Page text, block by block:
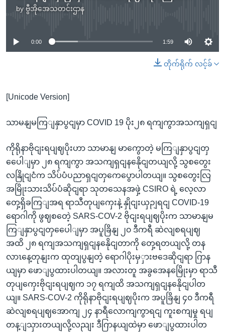
by ဗွီအိုအေသတင်းဌာန
No media source currently available
0:00 1:59
တိုက်ရိုက် လင့်ခ်
[Unicode Version]
သာမနျမကြျနှာပွငျမှာ COVID 19 ပိုး၂၈ ရကျကွာအသကျရှငျ
ကိုရိုနာဗိုငျးရပျဈပိုးဟာ သာမာနျ မာကွောတဲ့ မကြျနှာပွငျတှ
ပေေါျမှာ ၂၈ ရကျကွာ အသကျရှငျနနေိုငျတယျလို့ သွစတွေး
လနြိုငျငံက သိပ်ပံပညာရှငျတှကေပွောပါတယျ။ သွစတွေးလြ
အမြိုးသားသိပ်ပံဆိုငျရာ သုတသေနအဖှဲ့ CSIRO ရဲ့ လေ့လာ
တှေ့ရှိခကြျအရ ရာသီတုပျကှေးနဲ့ နှိုငျးယှဉျရငျ COVID-19
ရောဂါကို ဖွဈစတေဲ့ SARS-COV-2 ဗိုငျးရပျဈပိုးက သာမာနျမ
ကြျနှာပွငျတှပေေါျမှာ အပူခြိနျ ၂၀ ဒီကရီ ဆဲလျစရပျဈ
အထိ ၂၈ ရကျအသကျရှငျနနေိုငျတာကို တှေ့ရတယျလို့ တန
လာၤနေ့တုနျးက ထုတျပွနျတဲ့ ရောဂါပိုးမှှားဗဒေဆိုငျရာ ဂြာန
ယျမှာ ဖောျပွထားပါတယျ။ အလားတူ အခွအေနမြေိုးမှာ ရာသီ
တုပျကှေးဗိုငျးရပျဈက ၁၇ ရကျထိ အသကျရှငျနနေိုငျပါတ
ယျ။ SARS-COV-2 ကိုရိုနာဗိုငျးရပျဈပိုးက အပူခြိနျ ၄၀ ဒီကရီ
ဆဲလျစရပျဈအောကျ ၂၄ နာရီလောကျကွာရငျ ကူးစကျမှု ရပျ
တန့ျသှားတယျလို့လညျး ဒီဂြာနယျထဲမှာ ဖောျပွထားပါတ